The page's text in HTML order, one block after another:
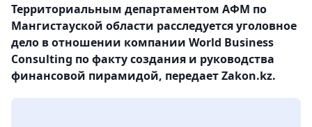
Территориальным департаментом АФМ по
Мангистауской области расследуется уголовное
дело в отношении компании World Business
Consulting по факту создания и руководства
финансовой пирамидой, передает Zakon.kz.